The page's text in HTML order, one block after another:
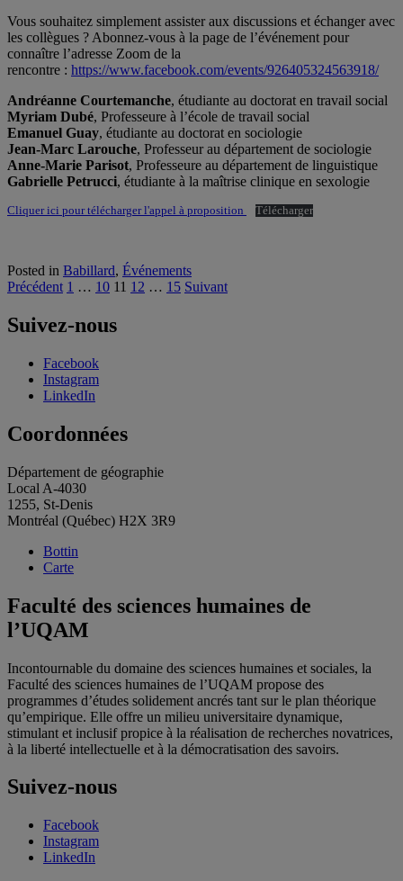
Vous souhaitez simplement assister aux discussions et échanger avec
les collègues ? Abonnez-vous à la page de l’événement pour
connaître l’adresse Zoom de la
rencontre : https://www.facebook.com/events/926405324563918/
Andréanne Courtemanche, étudiante au doctorat en travail social
Myriam Dubé, Professeure à l’école de travail social
Emanuel Guay, étudiante au doctorat en sociologie
Jean-Marc Larouche, Professeur au département de sociologie
Anne-Marie Parisot, Professeure au département de linguistique
Gabrielle Petrucci, étudiante à la maîtrise clinique en sexologie
Cliquer ici pour télécharger l'appel à proposition Télécharger
Posted in Babillard, Événements
Pagination
des
publications
Précédent 1 … 10 11 12 … 15 Suivant
Suivez-nous
Facebook
Instagram
LinkedIn
Coordonnées
Département de géographie
Local A-4030
1255, St-Denis
Montréal (Québec) H2X 3R9
Bottin
Carte
Faculté des sciences humaines de
l’UQAM
Incontournable du domaine des sciences humaines et sociales, la
Faculté des sciences humaines de l’UQAM propose des
programmes d’études solidement ancrés tant sur le plan théorique
qu’empirique. Elle offre un milieu universitaire dynamique,
stimulant et inclusif propice à la réalisation de recherches novatrices,
à la liberté intellectuelle et à la démocratisation des savoirs.
Suivez-nous
Facebook
Instagram
LinkedIn